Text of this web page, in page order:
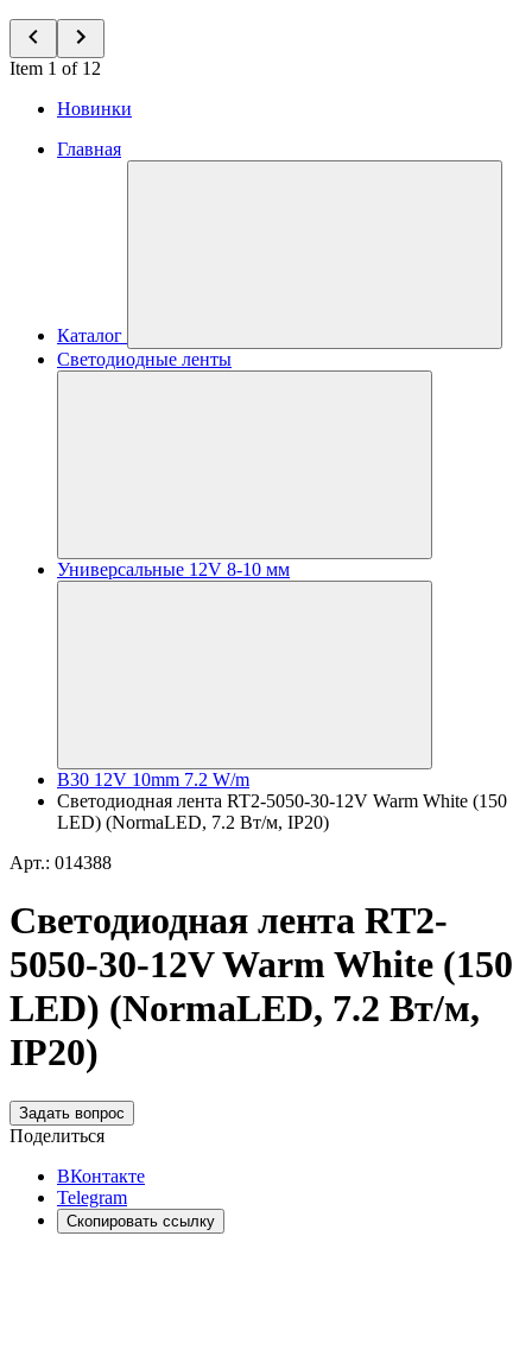
Item 1 of 12
Новинки
Главная
Каталог
Светодиодные ленты
Универсальные 12V 8-10 мм
B30 12V 10mm 7.2 W/m
Светодиодная лента RT2-5050-30-12V Warm White (150
LED) (NormaLED, 7.2 Вт/м, IP20)
Арт.: 014388
Светодиодная лента RT2-
5050-30-12V Warm White (150
LED) (NormaLED, 7.2 Вт/м,
IP20)
Задать вопрос
Поделиться
ВКонтакте
Telegram
Скопировать ссылку